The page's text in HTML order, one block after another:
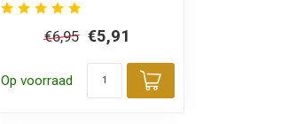
€6,95 €5,91
Op voorraad
Toevoegen